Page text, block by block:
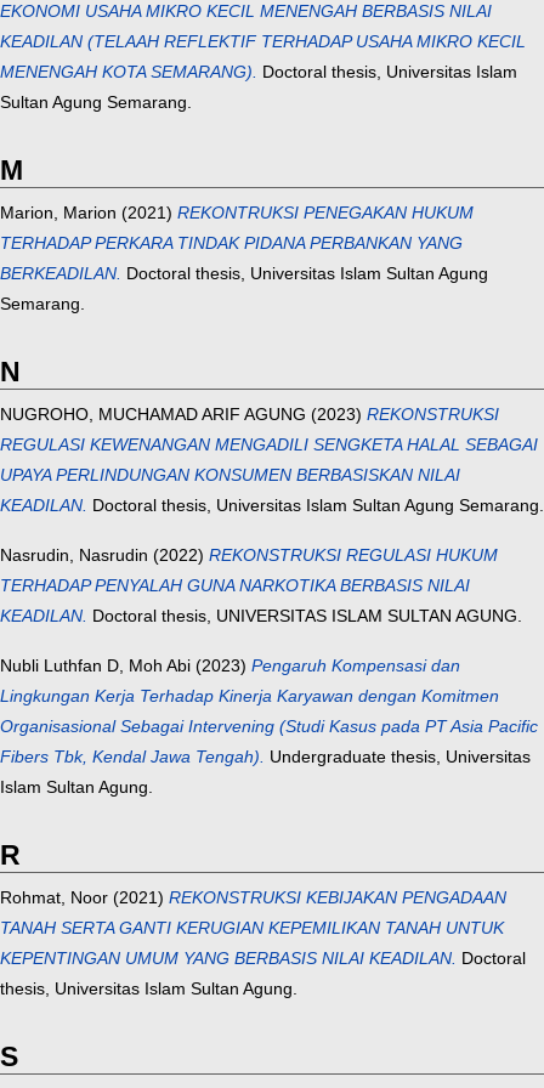
EKONOMI USAHA MIKRO KECIL MENENGAH BERBASIS NILAI
KEADILAN (TELAAH REFLEKTIF TERHADAP USAHA MIKRO KECIL
MENENGAH KOTA SEMARANG). Doctoral thesis, Universitas Islam
Sultan Agung Semarang.
M
Marion, Marion (2021) REKONTRUKSI PENEGAKAN HUKUM
TERHADAP PERKARA TINDAK PIDANA PERBANKAN YANG
BERKEADILAN. Doctoral thesis, Universitas Islam Sultan Agung
Semarang.
N
NUGROHO, MUCHAMAD ARIF AGUNG (2023) REKONSTRUKSI
REGULASI KEWENANGAN MENGADILI SENGKETA HALAL SEBAGAI
UPAYA PERLINDUNGAN KONSUMEN BERBASISKAN NILAI
KEADILAN. Doctoral thesis, Universitas Islam Sultan Agung Semarang.
Nasrudin, Nasrudin (2022) REKONSTRUKSI REGULASI HUKUM
TERHADAP PENYALAH GUNA NARKOTIKA BERBASIS NILAI
KEADILAN. Doctoral thesis, UNIVERSITAS ISLAM SULTAN AGUNG.
Nubli Luthfan D, Moh Abi (2023) Pengaruh Kompensasi dan
Lingkungan Kerja Terhadap Kinerja Karyawan dengan Komitmen
Organisasional Sebagai Intervening (Studi Kasus pada PT Asia Pacific
Fibers Tbk, Kendal Jawa Tengah). Undergraduate thesis, Universitas
Islam Sultan Agung.
R
Rohmat, Noor (2021) REKONSTRUKSI KEBIJAKAN PENGADAAN
TANAH SERTA GANTI KERUGIAN KEPEMILIKAN TANAH UNTUK
KEPENTINGAN UMUM YANG BERBASIS NILAI KEADILAN. Doctoral
thesis, Universitas Islam Sultan Agung.
S